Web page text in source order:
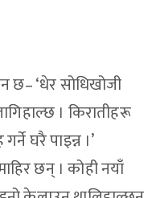
छ– ‘धेर सोधिखोजी
। किरातीहरू
घरै पाइन्न ।’
छन् । कोही नयाँ